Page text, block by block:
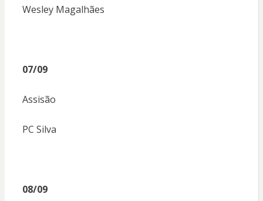
Wesley Magalhães
07/09
Assisão
PC Silva
08/09